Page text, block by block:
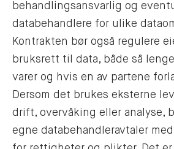
behandlingsansvarlig og
databehandlere for ulike
Kontrakten bør også regulere
bruksrett til data, både så
varer og hvis en av partene
Dersom det brukes eksterne
drift, overvåking eller analyse,
egne databehandleravtaler